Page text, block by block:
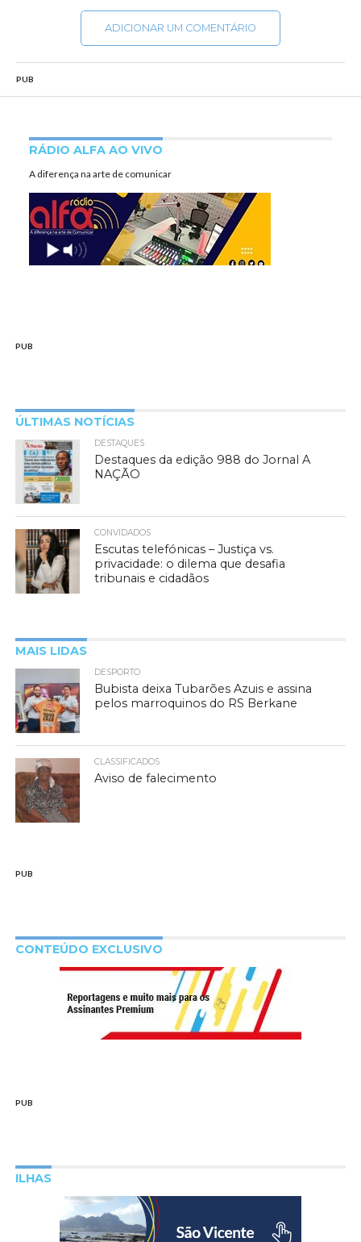
ADICIONAR UM COMENTÁRIO
PUB
RÁDIO ALFA AO VIVO
A diferença na arte de comunicar
PUB
ÚLTIMAS NOTÍCIAS
DESTAQUES
Destaques da edição 988 do Jornal A
NAÇÃO
CONVIDADOS
Escutas telefónicas – Justiça vs.
privacidade: o dilema que desafia
tribunais e cidadãos
MAIS LIDAS
DESPORTO
Bubista deixa Tubarões Azuis e assina
pelos marroquinos do RS Berkane
CLASSIFICADOS
Aviso de falecimento
PUB
CONTEÚDO EXCLUSIVO
PUB
ILHAS